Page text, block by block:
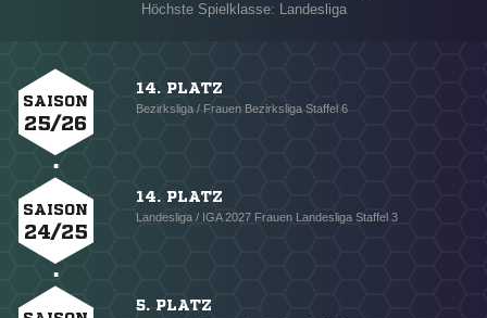
Höchste Spielklasse: Landesliga
SAISON
25/26
14. PLATZ
Bezirksliga / Frauen Bezirksliga Staffel 6
SAISON
24/25
14. PLATZ
Landesliga / IGA 2027 Frauen Landesliga Staffel 3
5. PLATZ